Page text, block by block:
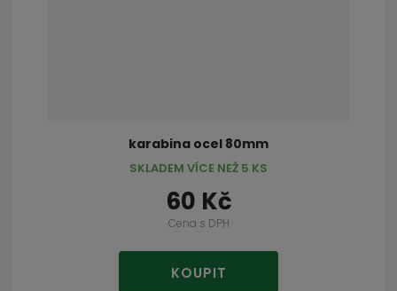
karabina ocel 80mm
60 Kč
Cena s DPH
KOUPIT
SKLADEM VÍCE NEŽ 5 KS